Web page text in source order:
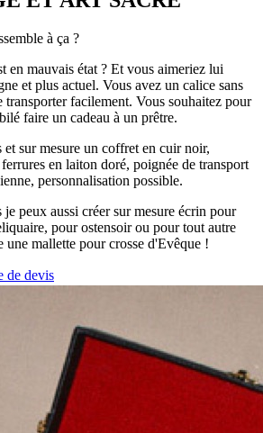
à ça ?
en mauvais état ? Et vous aimeriez lui
et plus actuel. Vous avez un calice sans
facilement. Vous souhaitez pour
faire un cadeau à un prêtre.
et sur mesure un coffret en cuir noir,
en laiton doré, poignée de transport
personnalisation possible.
peux aussi créer sur mesure écrin pour
pour ostensoir ou pour tout autre
une mallette pour crosse d'Evêque !
de devis